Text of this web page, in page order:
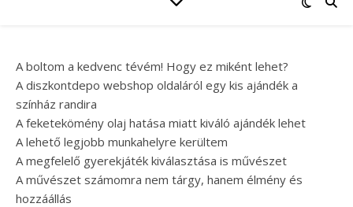
A boltom a kedvenc tévém! Hogy ez miként lehet?
A diszkontdepo webshop oldaláról egy kis ajándék a
színház randira
A feketekömény olaj hatása miatt kiváló ajándék lehet
A lehető legjobb munkahelyre kerültem
A megfelelő gyerekjáték kiválasztása is művészet
A művészet számomra nem tárgy, hanem élmény és
hozzáállás